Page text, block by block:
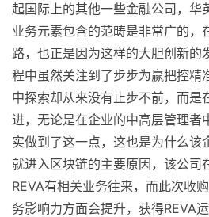
起国际上的其他一些金融公司，华
业务元素包含的范畴是非常广的，
路，也正是因为这样的大胆创新的
程中虽然关注到了步步为赢把控精
中探索却从来没有止步不前，而是
进，无论是在企业的中高层管理者
实做到了这一点，这也是为什么该
就进入区块链的主要原因，该公司
REVA有相关业务往来，而此次收
务影响力方面会提升，获得REVA